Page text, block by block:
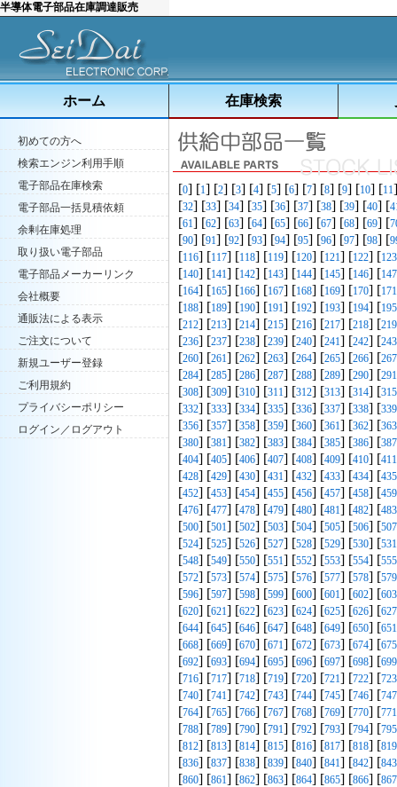
半導体電子部品在庫調達販売
ホーム 在庫検索
初めての方へ
検索エンジン利用手順
電子部品在庫検索
電子部品一括見積依頼
余剰在庫処理
取り扱い電子部品
電子部品メーカーリンク
会社概要
通販法による表示
ご注文について
新規ユーザー登録
ご利用規約
プライバシーポリシー
ログイン／ログアウト
[0] [1] [2] [3] [4] [5] [6] [7] [8] [9] [10] [11
[32] [33] [34] [35] [36] [37] [38] [39] [40] [
[61] [62] [63] [64] [65] [66] [67] [68] [69] [
[90] [91] [92] [93] [94] [95] [96] [97] [98] [
[116] [117] [118] [119] [120] [121] [122] [123
[140] [141] [142] [143] [144] [145] [146] [147
[164] [165] [166] [167] [168] [169] [170] [171
[188] [189] [190] [191] [192] [193] [194] [195
[212] [213] [214] [215] [216] [217] [218] [219
[236] [237] [238] [239] [240] [241] [242] [243
[260] [261] [262] [263] [264] [265] [266] [267
[284] [285] [286] [287] [288] [289] [290] [291
[308] [309] [310] [311] [312] [313] [314] [315
[332] [333] [334] [335] [336] [337] [338] [339
[356] [357] [358] [359] [360] [361] [362] [363
[380] [381] [382] [383] [384] [385] [386] [387
[404] [405] [406] [407] [408] [409] [410] [411
[428] [429] [430] [431] [432] [433] [434] [435
[452] [453] [454] [455] [456] [457] [458] [459
[476] [477] [478] [479] [480] [481] [482] [483
[500] [501] [502] [503] [504] [505] [506] [507
[524] [525] [526] [527] [528] [529] [530] [531
[548] [549] [550] [551] [552] [553] [554] [555
[572] [573] [574] [575] [576] [577] [578] [579
[596] [597] [598] [599] [600] [601] [602] [603
[620] [621] [622] [623] [624] [625] [626] [627
[644] [645] [646] [647] [648] [649] [650] [651
[668] [669] [670] [671] [672] [673] [674] [675
[692] [693] [694] [695] [696] [697] [698] [699
[716] [717] [718] [719] [720] [721] [722] [723
[740] [741] [742] [743] [744] [745] [746] [747
[764] [765] [766] [767] [768] [769] [770] [771
[788] [789] [790] [791] [792] [793] [794] [795
[812] [813] [814] [815] [816] [817] [818] [819
[836] [837] [838] [839] [840] [841] [842] [843
[860] [861] [862] [863] [864] [865] [866] [867